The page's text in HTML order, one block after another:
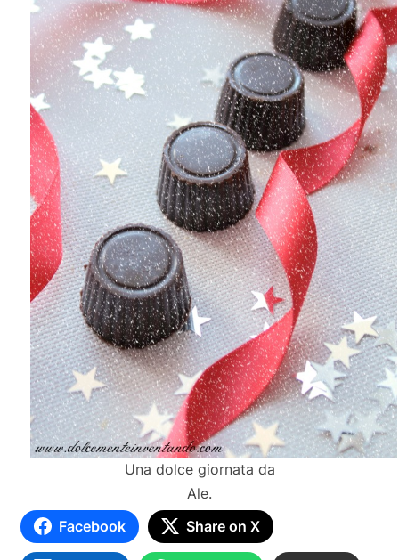
Una dolce giornata da
Ale.
Facebook
Share on X